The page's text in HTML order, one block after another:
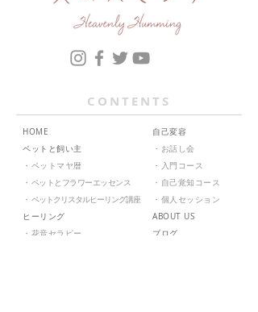
CONTENTS
HOME
ペットと飼い主
・ ペットマヤ暦
・ ペットとフラワーエッセンス
・ ペットクリスタルヒーリング講座
ヒーリング
・ 花音セラピー
自己変容
・ お話し会
・
入門コース
・ 自己覚知コース
・ 個人セッション
ABOUT US
ブログ